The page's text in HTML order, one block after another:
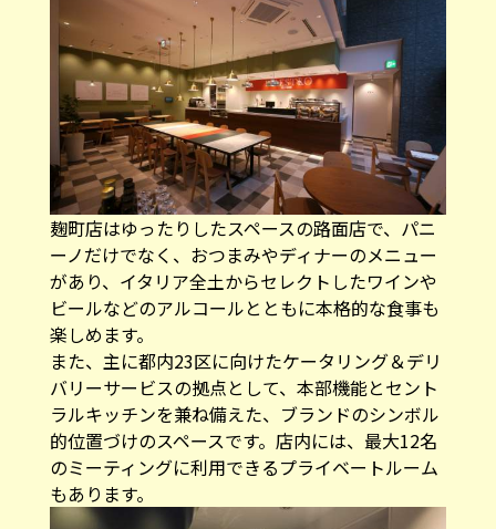
麹町店はゆったりしたスペースの路面店で、パニ
ーノだけでなく、おつまみやディナーのメニュー
があり、イタリア全土からセレクトしたワインや
ビールなどのアルコールとともに本格的な食事も
楽しめます。
また、主に都内23区に向けたケータリング＆デリ
バリーサービスの拠点として、本部機能とセント
ラルキッチンを兼ね備えた、ブランドのシンボル
的位置づけのスペースです。店内には、最大12名
のミーティングに利用できるプライベートルーム
もあります。